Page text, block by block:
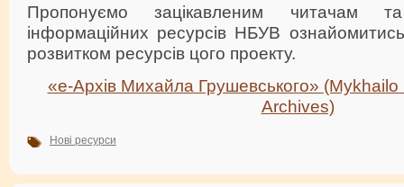
Пропонуємо зацікавленим читачам
інформаційних ресурсів НБУВ
розвитком ресурсів цого проекту.
«е-Архів Михайла Грушевського»
Archives)
Нові ресурси